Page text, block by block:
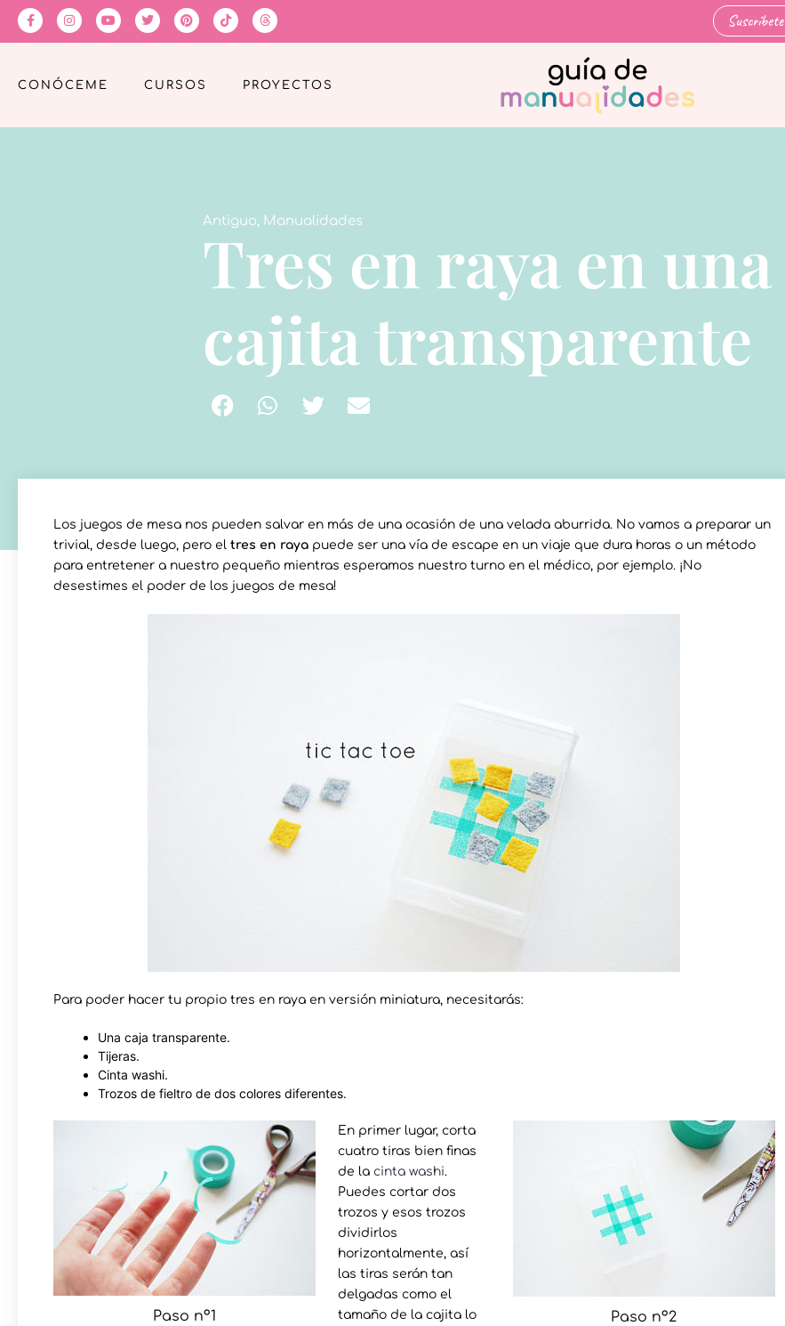
Suscríbete
CONÓCEME CURSOS PROYECTOS
Antiguo, Manualidades
Tres en raya en una
cajita transparente
Los juegos de mesa nos pueden salvar en más de una ocasión de una velada aburrida. No vamos a preparar un
trivial, desde luego, pero el tres en raya puede ser una vía de escape en un viaje que dura horas o un método
para entretener a nuestro pequeño mientras esperamos nuestro turno en el médico, por ejemplo. ¡No
desestimes el poder de los juegos de mesa!
Para poder hacer tu propio tres en raya en versión miniatura, necesitarás:
Una caja transparente.
Tijeras.
Cinta washi.
Trozos de fieltro de dos colores diferentes.
Paso nº1 Paso nº2
En primer lugar, corta
cuatro tiras bien finas
de la cinta washi.
Puedes cortar dos
trozos y esos trozos
dividirlos
horizontalmente, así
las tiras serán tan
delgadas como el
tamaño de la cajita lo